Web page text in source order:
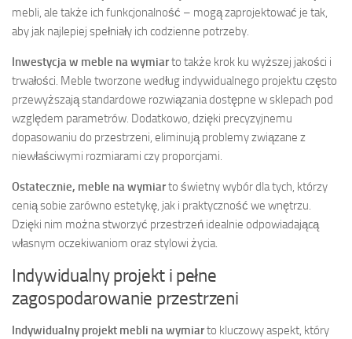
mebli, ale także ich funkcjonalność – mogą zaprojektować je tak,
aby jak najlepiej spełniały ich codzienne potrzeby.
Inwestycja w meble na wymiarto także krok ku wyższej jakości i
trwałości. Meble tworzone według indywidualnego projektu często
przewyższają standardowe rozwiązania dostępne w sklepach pod
względem parametrów. Dodatkowo, dzięki precyzyjnemu
dopasowaniu do przestrzeni, eliminują problemy związane z
niewłaściwymi rozmiarami czy proporcjami.
Ostatecznie, meble na wymiarto świetny wybór dla tych, którzy
cenią sobie zarówno estetykę, jak i praktyczność we wnętrzu.
Dzięki nim można stworzyć przestrzeń idealnie odpowiadającą
własnym oczekiwaniom oraz stylowi życia.
Indywidualny projekt i pełne
zagospodarowanie przestrzeni
Indywidualny projekt mebli na wymiarto kluczowy aspekt, który